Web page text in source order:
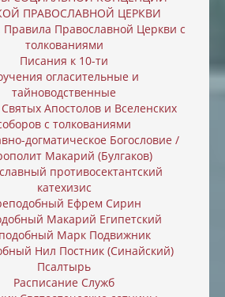
ПРАВОСЛАВНОЙ ЦЕРКВИ
Православной Церкви с
толкованиями
Писания к 10-ти
огласительные и
тайноводственные
Апостолов и Вселенских
с толкованиями
догматическое Богословие /
Макарий (Булгаков)
противосектантский
катехизис
Ефрем Сирин
Макарий Египетский
Марк Подвижник
Нил Постник (Синайский)
Псалтырь
Расписание Служб